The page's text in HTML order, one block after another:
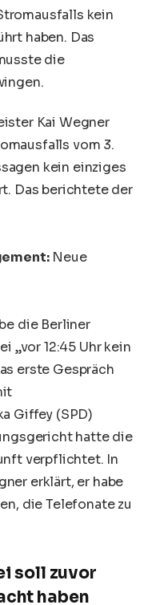
kein
haben. Das
die
Kai Wegner
vom 3.
kein einziges
Das berichtete der
Neue
die Berliner
„vor 12:45 Uhr kein
erste Gespräch
Giffey (SPD)
hatte die
verpflichtet. In
erklärt, er habe
die Telefonate zu
soll zuvor
haben